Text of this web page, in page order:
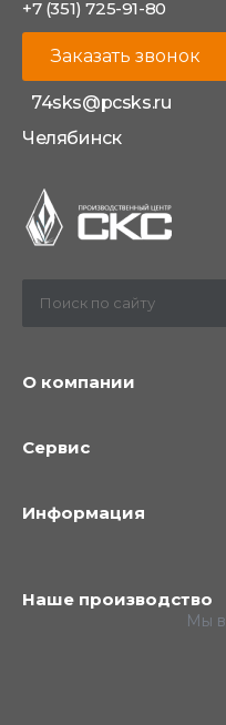
+7 (351) 725-91-80
Заказать звонок
74sks@pcsks.ru
Челябинск
О компании
Сервис
Информация
Наше производство
Мы в